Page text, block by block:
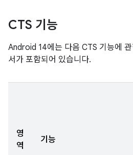
CTS 기능
Android 14에는 다음 CTS 기능에
서가 포함되어 있습니다.
영
역
기능